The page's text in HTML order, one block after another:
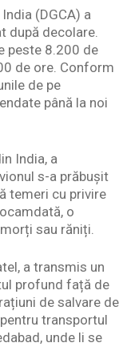
(DGCA) a
după decolare.
peste 8.200 de
de ore. Conform
de pe
până la noi
India, a
s-a prăbușit
temeri cu privire
o
sau răniți.
a transmis un
profund față de
de salvare de
transportul
unde li se